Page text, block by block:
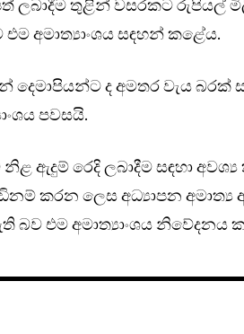
ලබාදීම තුළින් වසරකට රුපියල්
එම අමාත්‍යාංශය සඳහන් කළේය.
දෙමාපියන්ට ද අමතර වැය
පවසයි.
ඇදුම් රෙදි ලබාදීම සඳහා
කරන ලෙස අධ්‍යාපන අමාත්‍ය
බව එම අමාත්‍යාංශය නිවේදනය